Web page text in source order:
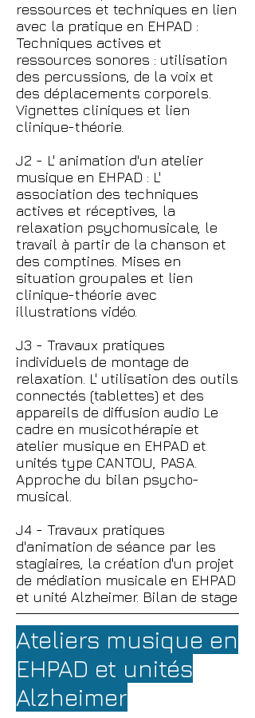
ressources et techniques en lien
avec la pratique en EHPAD :
Techniques actives et
ressources sonores : utilisation
des percussions, de la voix et
des déplacements corporels.
Vignettes cliniques et lien
clinique-théorie.
J2 - L' animation d'un atelier
musique en EHPAD : L'
association des techniques
actives et réceptives, la
relaxation psychomusicale, le
travail à partir de la chanson et
des comptines. Mises en
situation groupales et lien
clinique-théorie avec
illustrations vidéo.
J3 - Travaux pratiques
individuels de montage de
relaxation. L' utilisation des outils
connectés (tablettes) et des
appareils de diffusion audio Le
cadre en musicothérapie et
atelier musique en EHPAD et
unités type CANTOU, PASA.
Approche du bilan psycho-
musical.
J4 - Travaux pratiques
d'animation de séance par les
stagiaires, la création d'un projet
de médiation musicale en EHPAD
et unité Alzheimer. Bilan de stage
Ateliers musique en
EHPAD et unités
Alzheimer